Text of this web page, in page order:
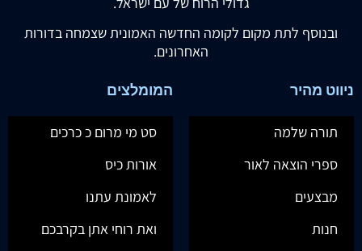
ובנוסף לתת מקום לקומה החדשה האמונית שצמחה בדורות
האחרונים.
ניווט מהיר
תורה שלמה
ספרי הוצאה לאור
מבצעים
חנות
המומלצים
סט מי מרום כ כרכים
אורות כיס
לאמונת עתנו
ואת רוחי אתן בקרבכם